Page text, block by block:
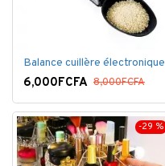
Balance cuillère électronique
6,000FCFA 8,000FCFA
-29 %